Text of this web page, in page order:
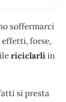
soffermarci
effetti, forse,
riciclarliin
si presta